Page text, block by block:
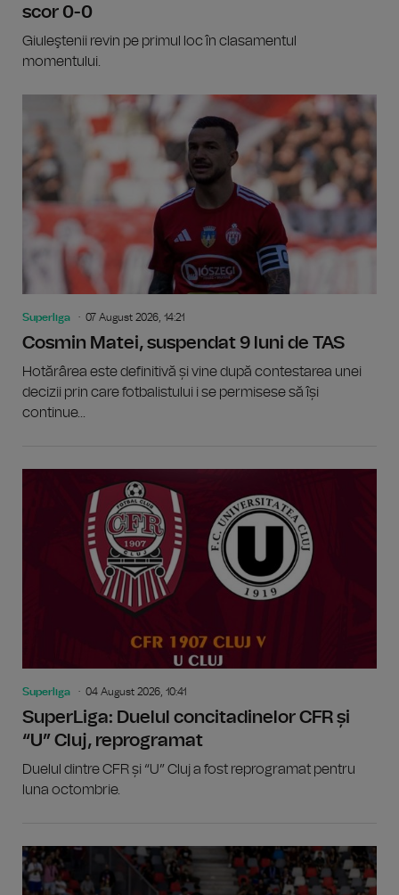
scor 0-0
Giuleştenii revin pe primul loc în clasamentul
momentului.
Superliga 07 August 2026, 14:21
Cosmin Matei, suspendat 9 luni de TAS
Hotărârea este definitivă și vine după contestarea unei
decizii prin care fotbalistului i se permisese să își
continue...
Superliga 04 August 2026, 10:41
SuperLiga: Duelul concitadinelor CFR și
“U” Cluj, reprogramat
Duelul dintre CFR și “U” Cluj a fost reprogramat pentru
luna octombrie.